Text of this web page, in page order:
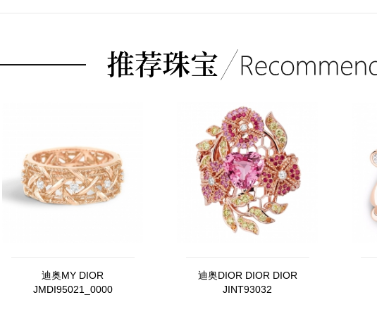
迪奥MY DIOR
JMDI95021_0000
迪奥DIOR DIOR DIOR
JINT93032